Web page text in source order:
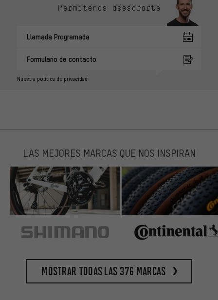
Permítenos asesorarte
Llamada Programada
Formulario de contacto
Nuestra política de privacidad
LAS MEJORES MARCAS QUE NOS INSPIRAN
Mostrar todas las 376 marcas